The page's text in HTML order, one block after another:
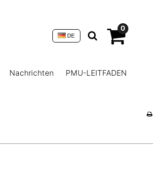
0
DE
Nachrichten
PMU-LEITFADEN